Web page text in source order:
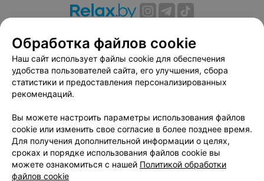
Вакансии
Публичный договор
Способы оплаты
Публичный договор по использованию сервиса
«Афиша»
Пользовательское соглашение
Связаться по вопросам сотрудничества
Написать руководителю relax.by
Персональные настройки cookie
Обработка персональных данных
Обработка файлов cookie
Наш сайт использует файлы cookie для обеспечения
удобства пользователей сайта, его улучшения, сбора
статистики и предоставления персонализированных
рекомендаций.
Вы можете настроить параметры использования файлов
cookie или изменить свое согласие в более позднее время.
Для получения дополнительной информации о целях,
сроках и порядке использования файлов cookie вы
можете ознакомиться с нашей Политикой обработки
файлов cookie